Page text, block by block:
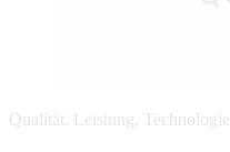
Qualität. Leistung. Technologie.